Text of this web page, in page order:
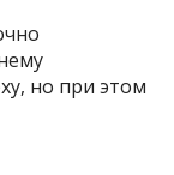
но при этом